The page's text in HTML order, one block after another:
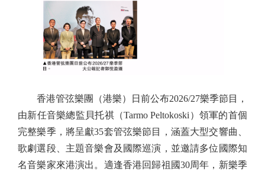
香港管弦樂團（港樂）日前公布2026/27樂季節目，
由新任音樂總監貝托祺（Tarmo Peltokoski）領軍的首個
完整樂季，將呈獻35套管弦樂節目，涵蓋大型交響曲、
歌劇選段、主題音樂會及國際巡演，並邀請多位國際知
名音樂家來港演出。適逢香港回歸祖國30周年，新樂季